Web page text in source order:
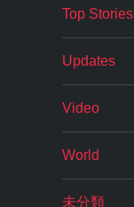
Top Stories
Updates
Video
World
未分類